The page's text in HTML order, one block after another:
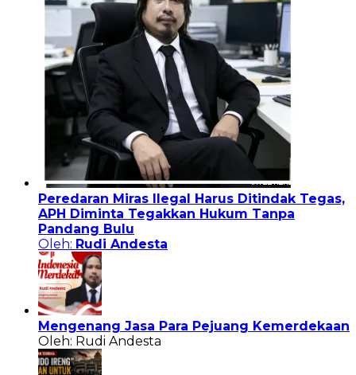
Peredaran Miras Ilegal Harus Ditindak Tegas,
APH Diminta Tegakkan Hukum Tanpa
Pandang Bulu
Oleh: Rudi Andesta
Mengenang Jasa Para Pejuang Kemerdekaan
Oleh: Rudi Andesta